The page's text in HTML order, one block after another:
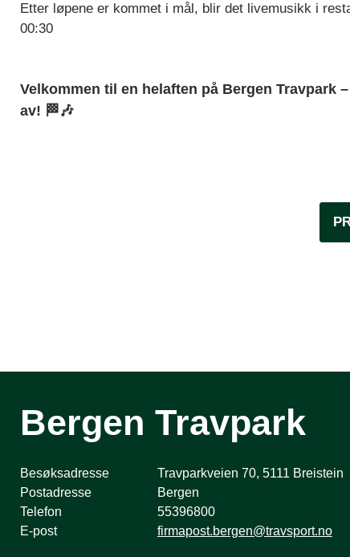
Etter løpene er kommet i mål, blir det livemusikk i
00:30
Velkommen til en helaften på Bergen Travpark
av! 🏁🎶
Bergen Travpark
Besøksadresse
Travparkveien 70, 5111 Breistein
Postadresse
Bergen
Telefon
55396800
E-post
firmapost.bergen@travsport.no